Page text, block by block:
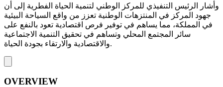
وأشار الرئيس التنفيذي للمركز الوطني لتنمية الحياة الفطرية إلى أن
جهود المركز في المنتزهات الوطنية تعزز من واقع السياحة البيئية
في المملكة، مما يساهم في توفير فرص اقتصادية تعود بالنفع على
سائر المجتمع المحلي وتساهم في تحقيق التنمية الاجتماعية
والاقتصادية والارتقاء بجودة الحياة.
OVERVIEW